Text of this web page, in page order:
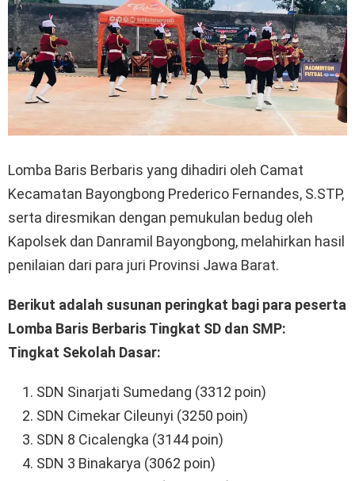
Lomba Baris Berbaris yang dihadiri oleh Camat
Kecamatan Bayongbong Prederico Fernandes, S.STP,
serta diresmikan dengan pemukulan bedug oleh
Kapolsek dan Danramil Bayongbong, melahirkan hasil
penilaian dari para juri Provinsi Jawa Barat.
Berikut adalah susunan peringkat bagi para peserta
Lomba Baris Berbaris Tingkat SD dan SMP:
Tingkat Sekolah Dasar:
SDN Sinarjati Sumedang (3312 poin)
SDN Cimekar Cileunyi (3250 poin)
SDN 8 Cicalengka (3144 poin)
SDN 3 Binakarya (3062 poin)